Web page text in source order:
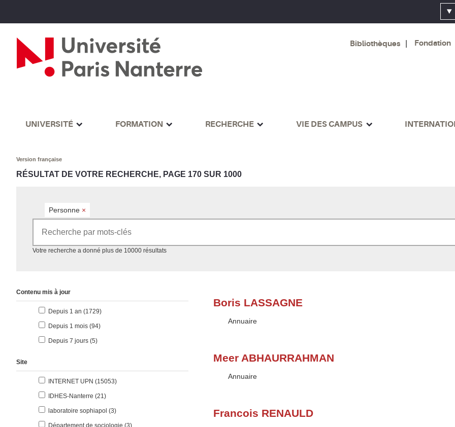
Bibliothèques Fondation
UNIVERSITÉ FORMATION RECHERCHE VIE DES CAMPUS
Version française
RÉSULTAT DE VOTRE RECHERCHE, PAGE 170 SUR 1000
Personne ×
Votre recherche a donné plus de 10000 résultatsAccéder aux résultats
Contenu mis à jour
Depuis 1 an (1729résultats
)
Depuis 1 mois (94résultats
)
Depuis 7 jours (5résultats
)
Site
INTERNET UPN (15053résultats
)
IDHES-Nanterre (21résultats
)
laboratoire sophiapol (3résultats
)
Département de sociologie (3résultats
)
Boris LASSAGNE
Type :
Annuaire
Meer ABHAURRAHMAN
Type :
Annuaire
Francois RENAULD